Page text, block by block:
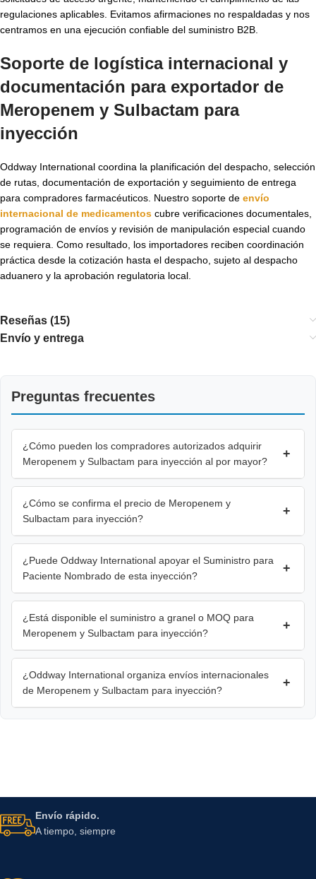
regulaciones aplicables. Evitamos afirmaciones no respaldadas y nos
centramos en una ejecución confiable del suministro B2B.
Soporte de logística internacional y
documentación para exportador de
Meropenem y Sulbactam para
inyección
Oddway International coordina la planificación del despacho, selección
de rutas, documentación de exportación y seguimiento de entrega
para compradores farmacéuticos. Nuestro soporte de envío
internacional de medicamentos cubre verificaciones documentales,
programación de envíos y revisión de manipulación especial cuando
se requiera. Como resultado, los importadores reciben coordinación
práctica desde la cotización hasta el despacho, sujeto al despacho
aduanero y la aprobación regulatoria local.
Reseñas (15)
Envío y entrega
Preguntas frecuentes
¿Cómo pueden los compradores autorizados adquirir
Meropenem y Sulbactam para inyección al por mayor?
+
¿Cómo se confirma el precio de Meropenem y
Sulbactam para inyección?
+
¿Puede Oddway International apoyar el Suministro para
Paciente Nombrado de esta inyección?
+
¿Está disponible el suministro a granel o MOQ para
Meropenem y Sulbactam para inyección?
+
¿Oddway International organiza envíos internacionales
de Meropenem y Sulbactam para inyección?
+
Envío rápido.
A tiempo, siempre